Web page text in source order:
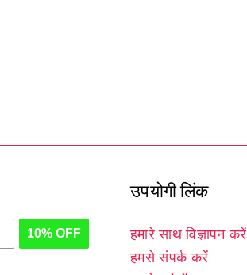
10% OFF
उपयोगी लिंक
हमारे साथ विज्ञापन करें
हमसे संपर्क करें